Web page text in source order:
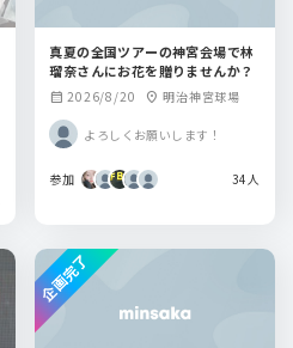
真夏の全国ツアーの神宮会場で林
瑠奈さんにお花を贈りませんか？
calendar_month 2026/8/20 location_on 明治神宮球場
よろしくお願いします！
参加 34人
企画完了